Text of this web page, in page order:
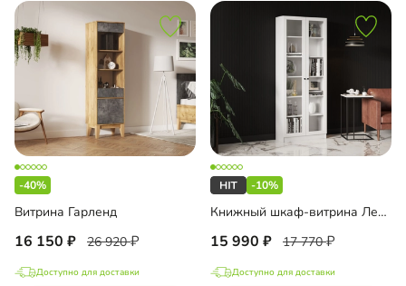
-40%
Витрина Гарленд
16 150 26 920
Доступно для доставки
-10%
Книжный шкаф-витрина Лестер-3
15 990 17 770
Доступно для доставки